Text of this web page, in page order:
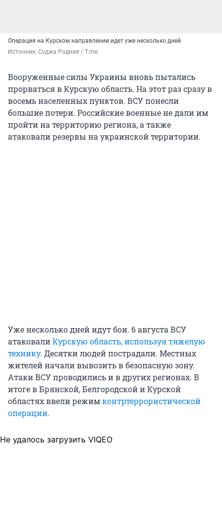
Операция на Курском направлении идет уже несколько дней
Источник: Суджа Родная / T.me
Вооруженные силы Украины вновь пытались
прорваться в Курскую область. На этот раз сразу в
восемь населенных пунктов. ВСУ понесли
большие потери. Российские военные не дали им
пройти на территорию региона, а также
атаковали резервы на украинской территории.
Уже несколько дней идут бои. 6 августа ВСУ
атаковалиКурскую область, используя тяжелую
технику. Десятки людей пострадали. Местных
жителей начали вывозить в безопасную зону.
Атаки ВСУ проводились и в других регионах. В
итоге в Брянской, Белгородской и Курской
областях ввели режимконтртеррористической
операции.
Не удалось загрузить VIQEO